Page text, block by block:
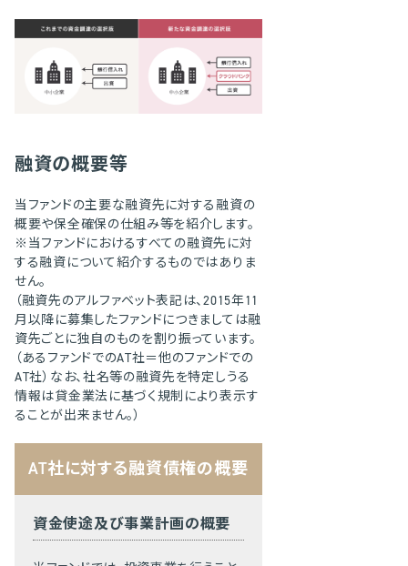
融資の概要等
当ファンドの主要な融資先に対する融資の
概要や保全確保の仕組み等を紹介します。
当ファンドにおけるすべての融資先に対
する融資について紹介するものではありま
せん。
（融資先のアルファベット表記は、2015年11
月以降に募集したファンドにつきましては融
資先ごとに独自のものを割り振っています。
（あるファンドでのAT社＝他のファンドでの
AT社）なお、社名等の融資先を特定しうる
情報は貸金業法に基づく規制により表示す
ることが出来ません。）
AT社に対する融資債権の概要
資金使途及び事業計画の概要